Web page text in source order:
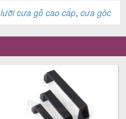
lưỡi cưa gỗ cao cấp, cưa gôc